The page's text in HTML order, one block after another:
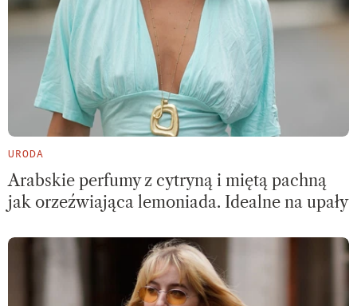
URODA
Arabskie perfumy z cytryną i miętą pachną
jak orzeźwiająca lemoniada. Idealne na upały